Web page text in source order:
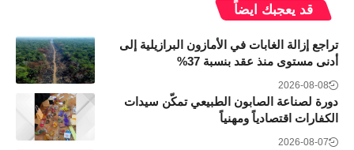
قد يعجبك ايضاً
تراجع إزالة الغابات في الأمازون البرازيلية إلى
أدنى مستوى منذ عقد بنسبة 37%
2026-08-08
دورة لصناعة الصابون الطبيعي تمكّن سيدات
الكفارات اقتصادياً ومهنياً
2026-08-07